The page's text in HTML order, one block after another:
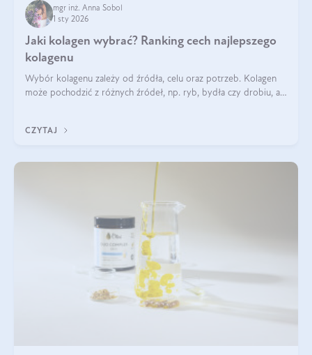
mgr inż. Anna Sobol
1 sty 2026
Jaki kolagen wybrać? Ranking cech najlepszego
kolagenu
Wybór kolagenu zależy od źródła, celu oraz potrzeb. Kolagen
może pochodzić z różnych źródeł, np. ryb, bydła czy drobiu, a
bydlęcy.
CZYTAJ